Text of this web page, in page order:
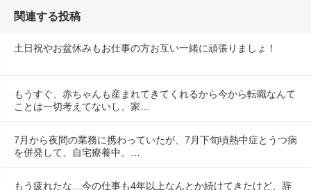
関連する投稿
土日祝やお盆休みもお仕事の方お互い一緒に頑張りましょ！
もうすぐ、赤ちゃんも産まれてきてくれるから今から転職なんて
ことは一切考えてないし、家…
7月から夜間の業務に携わっていたが、7月下旬頃熱中症とうつ病
を併発して、自宅療養中。…
もう疲れたな…今の仕事も4年以上なんとか続けてきたけど、辞